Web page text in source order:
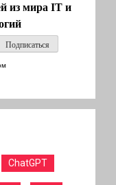
из мира IT и
ChatGPT